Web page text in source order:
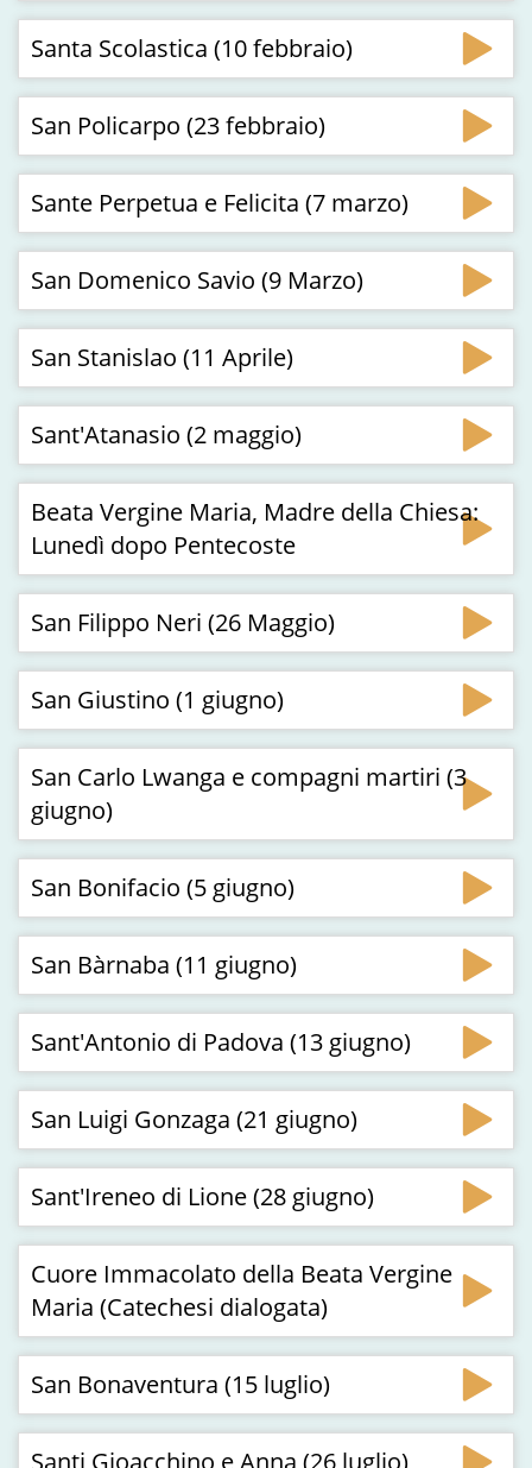
Santa Scolastica (10 febbraio)
San Policarpo (23 febbraio)
Sante Perpetua e Felicita (7 marzo)
San Domenico Savio (9 Marzo)
San Stanislao (11 Aprile)
Sant'Atanasio (2 maggio)
Beata Vergine Maria, Madre della Chiesa:
Lunedì dopo Pentecoste
San Filippo Neri (26 Maggio)
San Giustino (1 giugno)
San Carlo Lwanga e compagni martiri (3
giugno)
San Bonifacio (5 giugno)
San Bàrnaba (11 giugno)
Sant'Antonio di Padova (13 giugno)
San Luigi Gonzaga (21 giugno)
Sant'Ireneo di Lione (28 giugno)
Cuore Immacolato della Beata Vergine
Maria (Catechesi dialogata)
San Bonaventura (15 luglio)
Santi Gioacchino e Anna (26 luglio)